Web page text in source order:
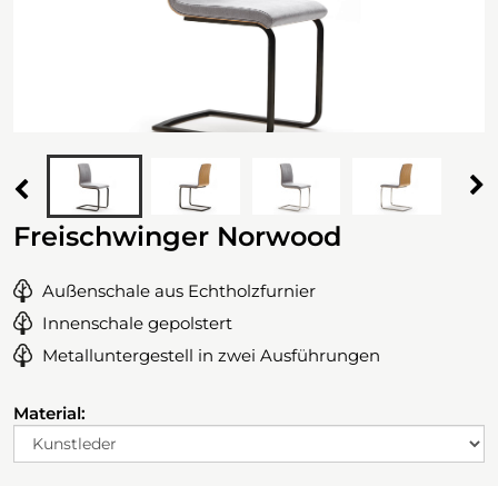
Freischwinger Norwood
Außenschale aus Echtholzfurnier
Innenschale gepolstert
Metalluntergestell in zwei Ausführungen
Material: